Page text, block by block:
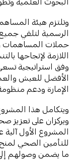
وتلتزم هيئة
الرسمية لتلقي
حملات المساهمات
اللازمة لإنجاحها
وفق استراتيجية
الأفضل للعيش
الإمارة ودعم
ويتكامل هذا
ويركزان على تعزيز
المشروع الأول آلية
للتأمين الصحي لمنح
ما يضمن وصولهم